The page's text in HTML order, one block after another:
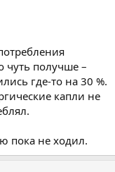
чуть получше –
где-то на 30 %.
капли не
пока не ходил.